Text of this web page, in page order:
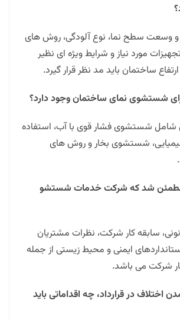
و وسعت سطح نما، نوع آلودگی، روش های
مورد نیاز و شرایط ویژه ای نظیر
ساختمان باید مد نظر قرار گیرد.
شستشوی نمای ساختمان وجود دارد؟
شستشوی فشار قوی با آب، استفاده
شستشوی بخار و روش های
شد که شرکت خدمات شستشو
سابقه کار شرکت، نظرات مشتریان
ایمنی و محیط زیستی از جمله
شرکت می باشد.
در قرارداد، چه اقداماتی باید